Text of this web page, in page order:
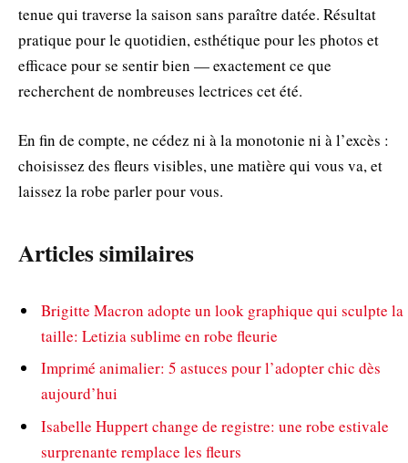
tenue qui traverse la saison sans paraître datée. Résultat
pratique pour le quotidien, esthétique pour les photos et
efficace pour se sentir bien — exactement ce que
recherchent de nombreuses lectrices cet été.
En fin de compte, ne cédez ni à la monotonie ni à l’excès :
choisissez des fleurs visibles, une matière qui vous va, et
laissez la robe parler pour vous.
Articles similaires
Brigitte Macron adopte un look graphique qui sculpte la
taille: Letizia sublime en robe fleurie
Imprimé animalier: 5 astuces pour l’adopter chic dès
aujourd’hui
Isabelle Huppert change de registre: une robe estivale
surprenante remplace les fleurs